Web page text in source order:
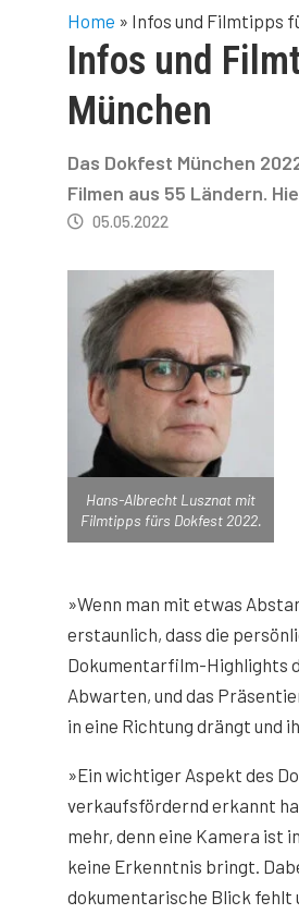
Home » Infos und Filmtipps
Infos und
München
Das Dokfest München
Filmen aus 55 Ländern.
05.05.2022
Hans-Albrecht Lusznat mit
Filmtipps fürs Dokfest 2022.
»Wenn man mit etwas
erstaunlich, dass die
Dokumentarfilm-Highlights
Abwarten, und das
in eine Richtung drängt und
»Ein wichtiger Aspekt des
verkaufsfördernd erkannt
mehr, denn eine Kamera ist
keine Erkenntnis bringt.
dokumentarische Blick fehlt